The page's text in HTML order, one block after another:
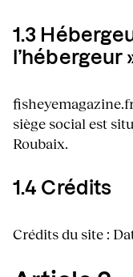
1.3
l’hébergeur
siège social est
Roubaix.
1.4 Crédits
Crédits du site :